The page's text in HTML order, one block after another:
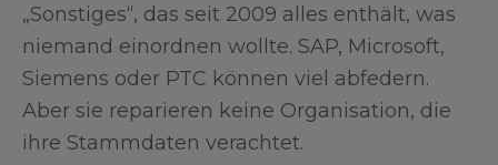
„Sonstiges“, das seit 2009 alles enthält, was
niemand einordnen wollte. SAP, Microsoft,
Siemens oder PTC können viel abfedern.
Aber sie reparieren keine Organisation, die
ihre Stammdaten verachtet.